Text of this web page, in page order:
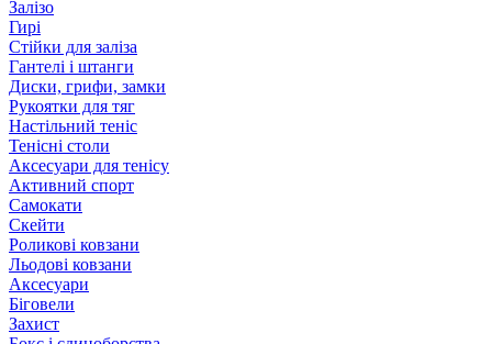
Залізо
Гирі
Стійки для заліза
Гантелі і штанги
Диски, грифи, замки
Рукоятки для тяг
Настільний теніс
Тенісні столи
Аксесуари для тенісу
Активний спорт
Самокати
Скейти
Роликові ковзани
Льодові ковзани
Аксесуари
Біговели
Захист